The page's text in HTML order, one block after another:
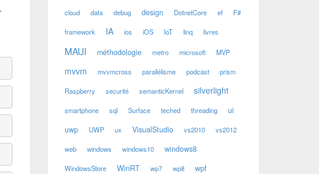
cloud data debug design DotnetCore ef F#
framework IA ios iOS IoT linq livres
MAUI méthodologie metro microsoft MVP
mvvm mvvmcross parallélisme podcast prism
Raspberry securité semanticKernel silverlight
smartphone sql Surface teched threading
ui
uwp
UWP ux VisualStudio vs2010 vs2012
web windows windows10 windows8
WindowsStore WinRT wp7 wp8 wpf